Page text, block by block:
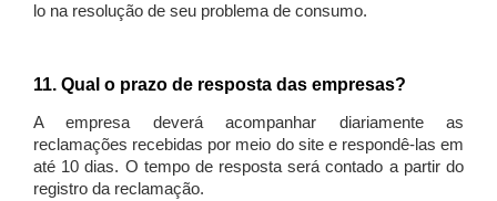
lo na resolução de seu problema de consumo.
11. Qual o prazo de resposta das empresas?
A empresa deverá acompanhar diariamente as
reclamações recebidas por meio do site e respondê-las em
até 10 dias. O tempo de resposta será contado a partir do
registro da reclamação.